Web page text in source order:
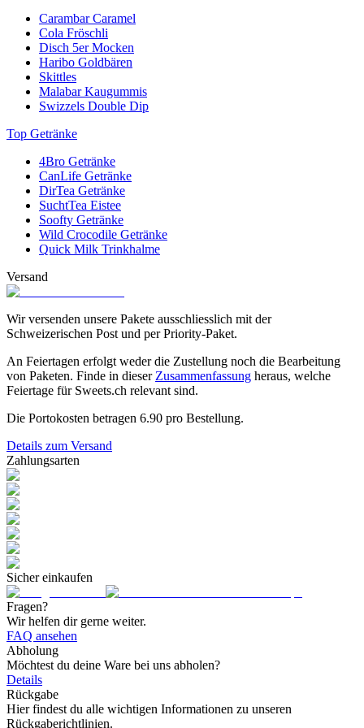
vor allem Erdnüsse mag, sollte unbedingt die «
gesalzen» von Nectaflor probieren. Sie sind ein Genuss! Abgerundet
wird das Angebot von Nectaflor bei Sweets.ch mit der besonders
gesunden und besonders abwechslungsreichen Mischung «
». Sie enthält eine leckere Mischung aus gesunden Nüssen und
gesunden Trockenfrüchten.
Carambar Caramel
Cola Fröschli
Disch 5er Mocken
Haribo Goldbären
Skittles
Malabar Kaugummis
Swizzels Double Dip
Top Getränke
4Bro Getränke
CanLife Getränke
DirTea Getränke
SuchtTea Eistee
Soofty Getränke
Wild Crocodile Getränke
Quick Milk Trinkhalme
Versand
Wir versenden unsere Pakete ausschliesslich mit der
Schweizerischen Post und per Priority-Paket.
An Feiertagen erfolgt weder die Zustellung noch die Bearbeitung
von Paketen. Finde in dieser Zusammenfassung heraus, welche
Feiertage für Sweets.ch relevant sind.
Die Portokosten betragen 6.90 pro Bestellung.
Details zum Versand
Zahlungsarten
Sicher einkaufen
Fragen?
Wir helfen dir gerne weiter.
FAQ ansehen
Abholung
Möchtest du deine Ware bei uns abholen?
Details
Rückgabe
Hier findest du alle wichtigen Informationen zu unseren
Rückgaberichtlinien.